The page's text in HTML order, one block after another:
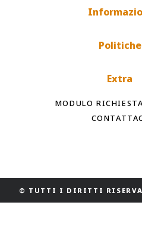
Politiche
Extra
MODULO
© TUTTI I DIRITTI